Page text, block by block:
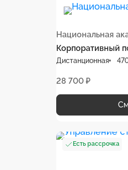
Национальная
Корпоративный
Дистанционная
28 700 ₽
Есть рассрочка